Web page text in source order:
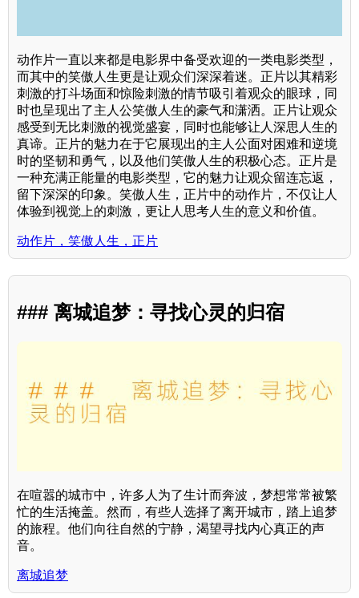
动作片一直以来都是电影界中备受欢迎的一类电影类型，
而其中的笑傲人生更是让观众们深深着迷。正片以其精彩
刺激的打斗场面和惊险刺激的情节吸引着观众的眼球，同
时也呈现出了主人公笑傲人生的豪气和潇洒。正片让观众
感受到无比刺激的视觉盛宴，同时也能够让人深思人生的
真谛。正片的魅力在于它展现出的主人公面对困难和逆境
时的坚韧和勇气，以及他们笑傲人生的积极心态。正片是
一种充满正能量的电影类型，它的魅力让观众留连忘返，
留下深深的印象。笑傲人生，正片中的动作片，不仅让人
体验到视觉上的刺激，更让人思考人生的意义和价值。
动作片，笑傲人生，正片
### 离城追梦：寻找心灵的归宿
在喧嚣的城市中，许多人为了生计而奔波，梦想常常被繁
忙的生活掩盖。然而，有些人选择了离开城市，踏上追梦
的旅程。他们向往自然的宁静，渴望寻找内心真正的声
音。
离城追梦